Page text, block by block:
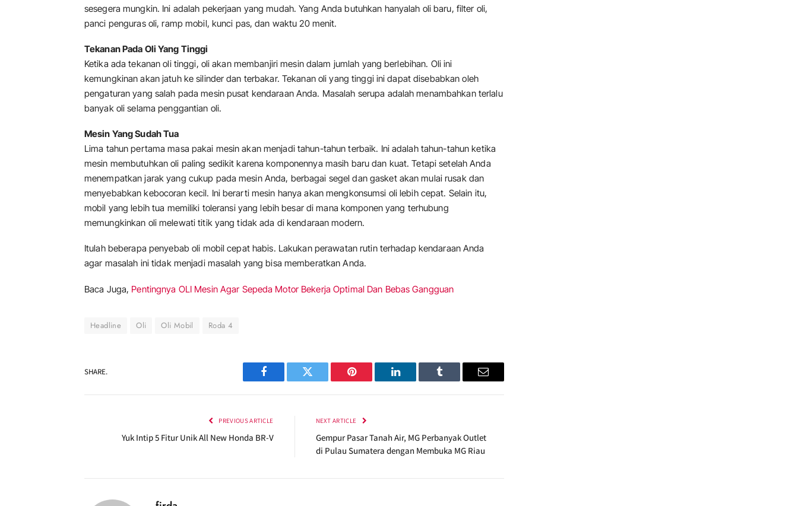
sesegera mungkin. Ini adalah pekerjaan yang mudah. Yang Anda butuhkan hanyalah oli baru, filter oli,
panci penguras oli, ramp mobil, kunci pas, dan waktu 20 menit.
Tekanan Pada Oli Yang Tinggi
Ketika ada tekanan oli tinggi, oli akan membanjiri mesin dalam jumlah yang berlebihan. Oli ini
kemungkinan akan jatuh ke silinder dan terbakar. Tekanan oli yang tinggi ini dapat disebabkan oleh
pengaturan yang salah pada mesin pusat kendaraan Anda. Masalah serupa adalah menambahkan terlalu
banyak oli selama penggantian oli.
Mesin Yang Sudah Tua
Lima tahun pertama masa pakai mesin akan menjadi tahun-tahun terbaik. Ini adalah tahun-tahun ketika
mesin membutuhkan oli paling sedikit karena komponennya masih baru dan kuat. Tetapi setelah Anda
menempatkan jarak yang cukup pada mesin Anda, berbagai segel dan gasket akan mulai rusak dan
menyebabkan kebocoran kecil. Ini berarti mesin hanya akan mengkonsumsi oli lebih cepat. Selain itu,
mobil yang lebih tua memiliki toleransi yang lebih besar di mana komponen yang terhubung
memungkinkan oli melewati titik yang tidak ada di kendaraan modern.
Itulah beberapa penyebab oli mobil cepat habis. Lakukan perawatan rutin terhadap kendaraan Anda
agar masalah ini tidak menjadi masalah yang bisa memberatkan Anda.
Baca Juga, Pentingnya OLI Mesin Agar Sepeda Motor Bekerja Optimal Dan Bebas Gangguan
Headline Oli Oli Mobil Roda 4
SHARE.
Facebook Twitter Pinterest LinkedIn Tumblr Email
PREVIOUS ARTICLE
Yuk Intip 5 Fitur Unik All New Honda BR-V
NEXT ARTICLE
Gempur Pasar Tanah Air, MG Perbanyak Outlet
di Pulau Sumatera dengan Membuka MG Riau